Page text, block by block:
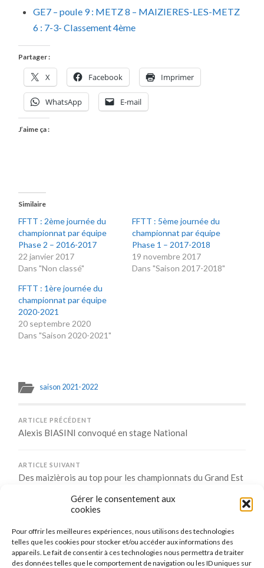
Gérer le consentement aux
cookies
Pour offrir les meilleures expériences, nous utilisons des technologies
telles que les cookies pour stocker et/ou accéder aux informations des
appareils. Le fait de consentir à ces technologies nous permettra de traiter
des données telles que le comportement de navigation ou les ID uniques sur
GE7 – poule 9 : METZ 8 – MAIZIERES-LES-METZ
6 : 7-3- Classement 4ème
Partager :
X Facebook Imprimer
WhatsApp E-mail
J’aime ça :
Similaire
FFTT : 2ème journée du
championnat par équipe
Phase 2 – 2016-2017
22 janvier 2017
Dans "Non classé"
FFTT : 5ème journée du
championnat par équipe
Phase 1 – 2017-2018
19 novembre 2017
Dans "Saison 2017-2018"
FFTT : 1ère journée du
championnat par équipe
2020-2021
20 septembre 2020
Dans "Saison 2020-2021"
saison 2021-2022
ARTICLE PRÉCÉDENT
Alexis BIASINI convoqué en stage National
ARTICLE SUIVANT
Des maizièrois au top pour les championnats du Grand Est
Comments are closed.